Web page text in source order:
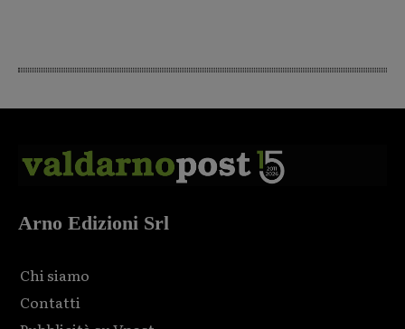
Arno Edizioni Srl
Chi siamo
Contatti